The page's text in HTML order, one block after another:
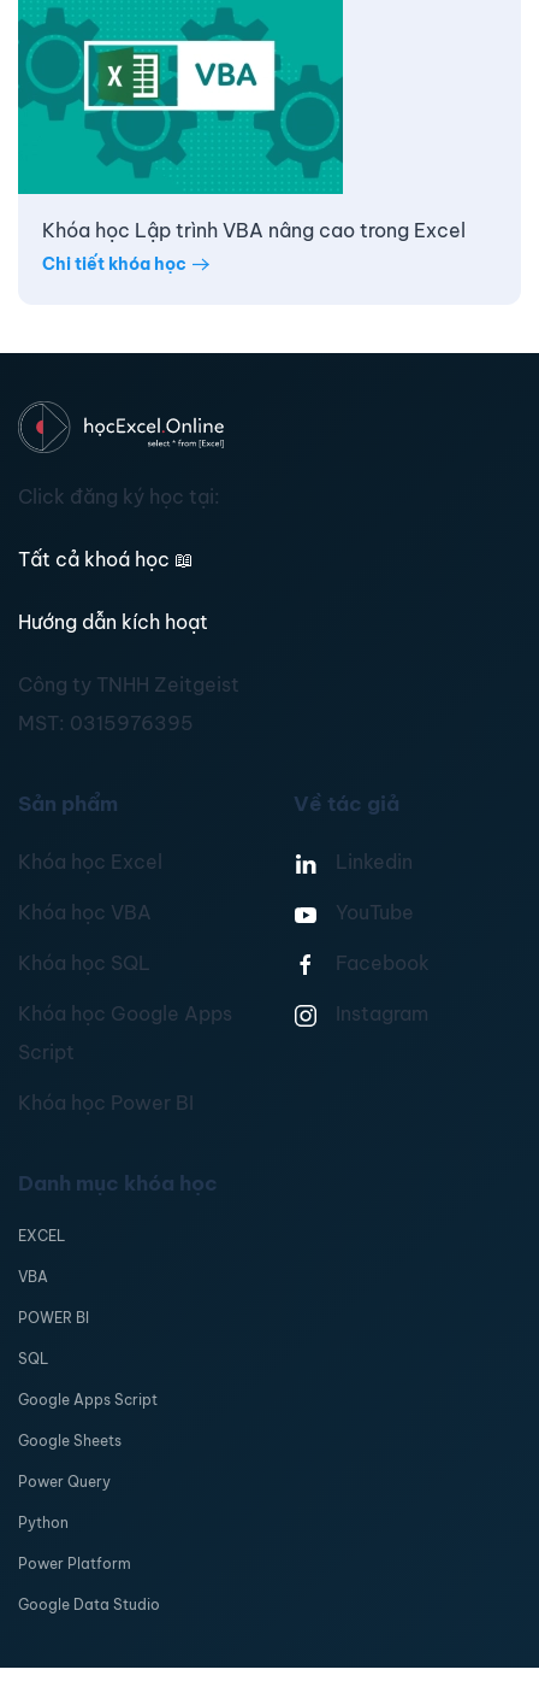
Khóa học Lập trình VBA nâng cao trong Excel
Chi tiết khóa học
Click đăng ký học tại:
Tất cả khoá học 📖
Hướng dẫn kích hoạt
Công ty TNHH Zeitgeist
MST: 0315976395
Sản phẩm
Khóa học Excel
Khóa học VBA
Khóa học SQL
Khóa học Google Apps
Script
Khóa học Power BI
Về tác giả
Linkedin
YouTube
Facebook
Instagram
Danh mục khóa học
EXCEL
VBA
POWER BI
SQL
Google Apps Script
Google Sheets
Power Query
Python
Power Platform
Google Data Studio